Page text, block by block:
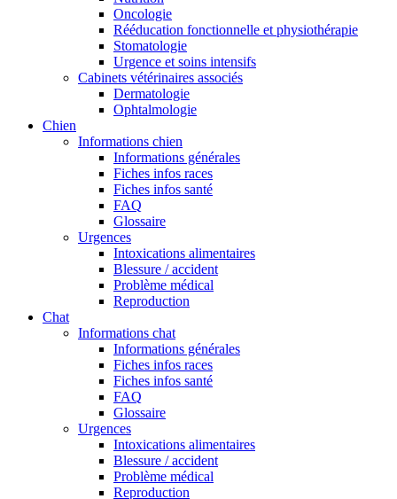
Oncologie
Rééducation fonctionnelle et physiothérapie
Stomatologie
Urgence et soins intensifs
Cabinets vétérinaires associés
Dermatologie
Ophtalmologie
Chien
Informations chien
Informations générales
Fiches infos races
Fiches infos santé
FAQ
Glossaire
Urgences
Intoxications alimentaires
Blessure / accident
Problème médical
Reproduction
Chat
Informations chat
Informations générales
Fiches infos races
Fiches infos santé
FAQ
Glossaire
Urgences
Intoxications alimentaires
Blessure / accident
Problème médical
Reproduction